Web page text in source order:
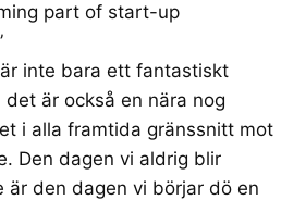
part of start-up
inte bara ett fantastiskt
är också en nära nog
i alla framtida gränssnitt mot
Den dagen vi aldrig blir
är den dagen vi börjar dö en